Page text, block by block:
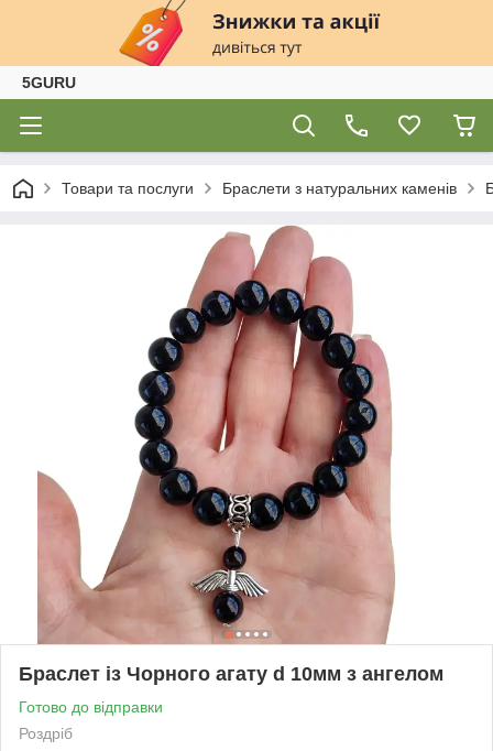
5GURU
Товари та послуги Браслети з натуральних каменів
Браслет із Чорного агату d 10мм з ангелом
Готово до відправки
Роздріб